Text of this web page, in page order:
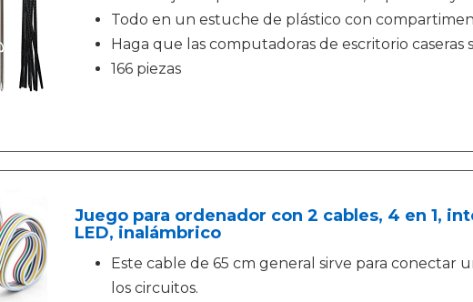
Todo en un estuche de plástico con
Haga que las computadoras de escritorio caseras
166 piezas
Juego para ordenador con 2 cables, 4 en 1,
LED, inalámbrico
Este cable de 65 cm general sirve para conectar
los circuitos.